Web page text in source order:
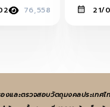
76,558 21/
งและตรวจสอบวัตถุมงคลประเทศไ